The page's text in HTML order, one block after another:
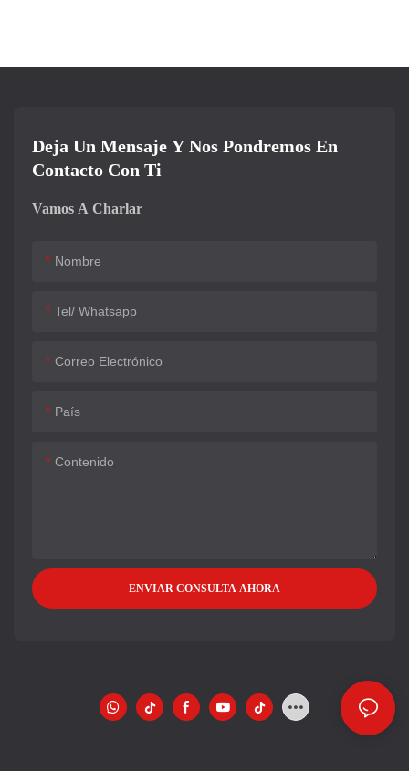
Deja Un Mensaje Y Nos Pondremos En
Contacto Con Ti
Vamos A Charlar
Nombre
Tel/ Whatsapp
Correo Electrónico
País
Contenido
ENVIAR CONSULTA AHORA